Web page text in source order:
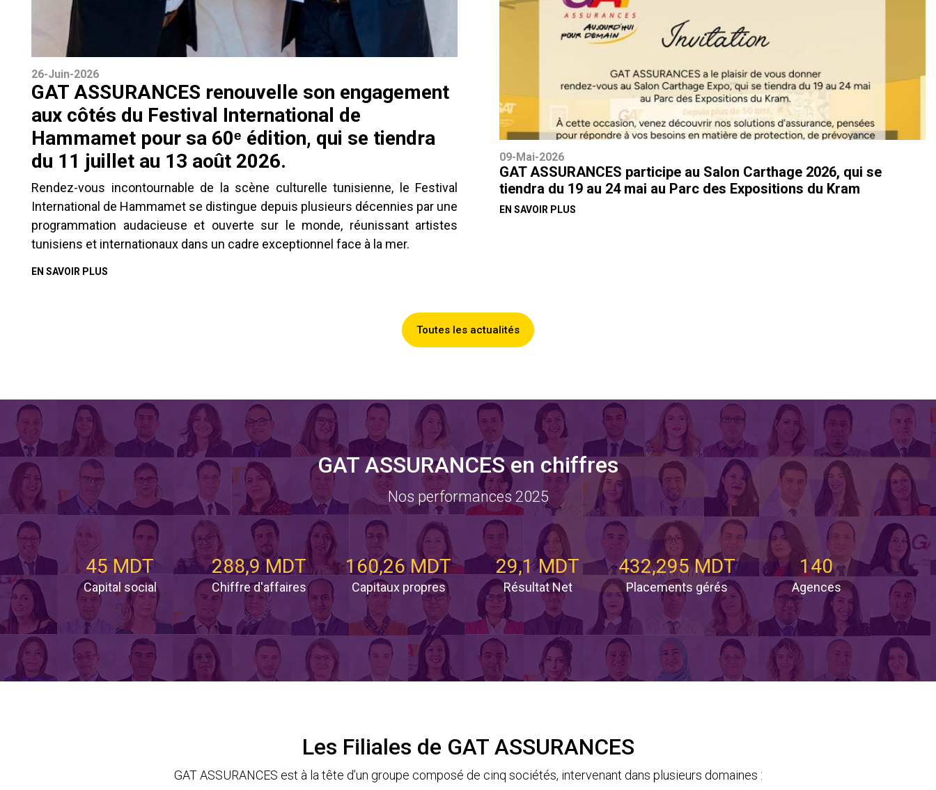
26-Juin-2026
GAT ASSURANCES renouvelle son engagement
aux côtés du Festival International de
Hammamet pour sa 60ᵉ édition, qui se tiendra
du 11 juillet au 13 août 2026.
Rendez-vous incontournable de la scène culturelle tunisienne, le Festival
International de Hammamet se distingue depuis plusieurs décennies par une
programmation audacieuse et ouverte sur le monde, réunissant artistes
tunisiens et internationaux dans un cadre exceptionnel face à la mer.
EN SAVOIR PLUS
09-Mai-2026
GAT ASSURANCES participe au Salon Carthage 2026, qui se
tiendra du 19 au 24 mai au Parc des Expositions du Kram
EN SAVOIR PLUS
Toutes les actualités
GAT ASSURANCES en chiffres
Nos performances 2025
45 MDT
Capital social
288,9 MDT
Chiffre d'affaires
160,26 MDT
Capitaux propres
29,1 MDT
Résultat Net
432,295 MDT
Placements gérés
140
Agences
Les Filiales de GAT ASSURANCES
GAT ASSURANCES est à la tête d’un groupe composé de cinq sociétés, intervenant dans plusieurs domaines :